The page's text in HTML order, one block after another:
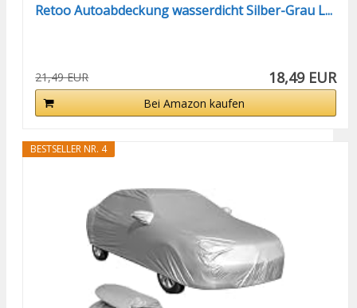
Retoo Autoabdeckung wasserdicht Silber-Grau L...
21,49 EUR 18,49 EUR
Bei Amazon kaufen
BESTSELLER NR. 4